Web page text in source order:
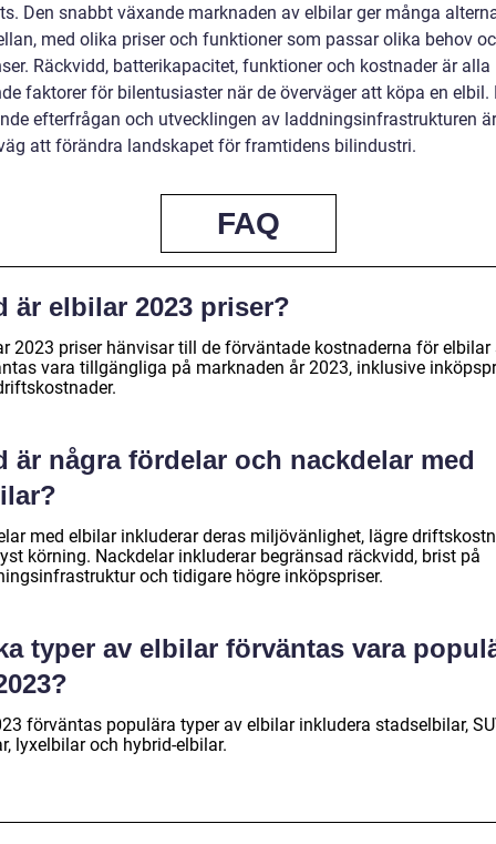
Den snabbt växande marknaden av elbilar ger många
med olika priser och funktioner som passar olika behov
Räckvidd, batterikapacitet, funktioner och kostnader är alla
faktorer för bilentusiaster när de överväger att köpa en elbil.
efterfrågan och utvecklingen av laddningsinfrastrukturen
att förändra landskapet för framtidens bilindustri.
FAQ
är elbilar 2023 priser?
2023 priser hänvisar till de förväntade kostnaderna för elbilar
vara tillgängliga på marknaden år 2023, inklusive
är några fördelar och nackdelar med
med elbilar inkluderar deras miljövänlighet, lägre
körning. Nackdelar inkluderar begränsad räckvidd, brist på
och tidigare högre inköpspriser.
typer av elbilar förväntas vara
förväntas populära typer av elbilar inkludera stadselbilar,
lyxelbilar och hybrid-elbilar.